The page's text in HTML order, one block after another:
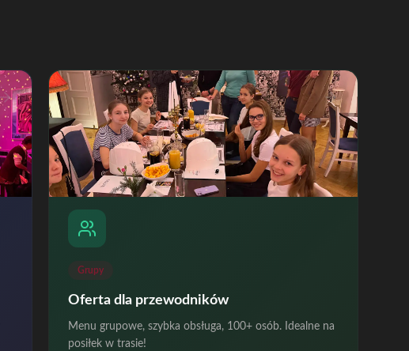
Grupy
Oferta dla przewodników
Menu grupowe, szybka obsługa, 100+ osób. Idealne na
posiłek w trasie!